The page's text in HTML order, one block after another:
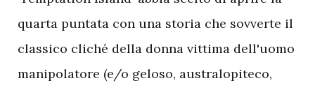
quarta puntata con una storia che sovverte il
classico cliché della donna vittima dell'uomo
manipolatore (e/o geloso, australopiteco,